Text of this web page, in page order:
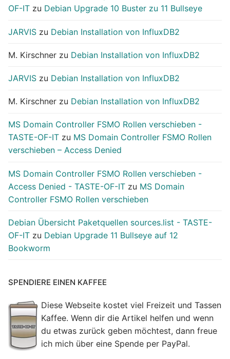
OF-IT zu Debian Upgrade 10 Buster zu 11 Bullseye
JARVIS zu Debian Installation von InfluxDB2
M. Kirschner zu Debian Installation von InfluxDB2
JARVIS zu Debian Installation von InfluxDB2
M. Kirschner zu Debian Installation von InfluxDB2
MS Domain Controller FSMO Rollen verschieben -
TASTE-OF-IT zu MS Domain Controller FSMO Rollen
verschieben – Access Denied
MS Domain Controller FSMO Rollen verschieben -
Access Denied - TASTE-OF-IT zu MS Domain
Controller FSMO Rollen verschieben
Debian Übersicht Paketquellen sources.list - TASTE-
OF-IT zu Debian Upgrade 11 Bullseye auf 12
Bookworm
SPENDIERE EINEN KAFFEE
Diese Webseite kostet viel Freizeit und Tassen
Kaffee. Wenn dir die Artikel helfen und wenn
du etwas zurück geben möchtest, dann freue
ich mich über eine Spende per PayPal.